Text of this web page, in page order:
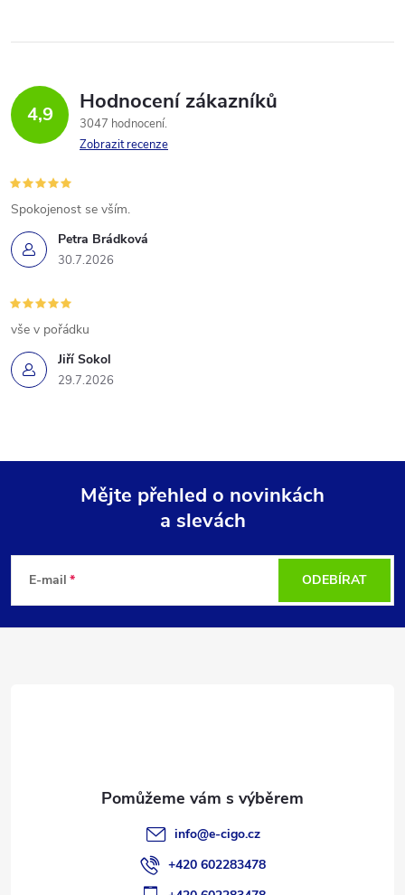
4,9 Hodnocení zákazníků
3047 hodnocení
Zobrazit recenze
Petra Brádková
30.7.2026
Spokojenost se vším.
Jiří Sokol
29.7.2026
vše v pořádku
p
Mějte přehled o novinkách
a slevách
E-mail ODEBÍRAT
info@e-cigo.cz
+420 602283478